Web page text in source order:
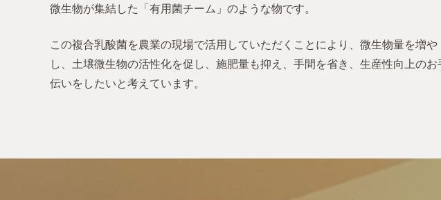
微生物が集結した「有用菌チーム」のような物です。
この複合乳酸菌を農業の現場で活用していただくことにより、微生物量を増や
し、土壌微生物の活性化を促し、施肥量も抑え、手間を省き、生産性向上のお
伝いをしたいと考えています。